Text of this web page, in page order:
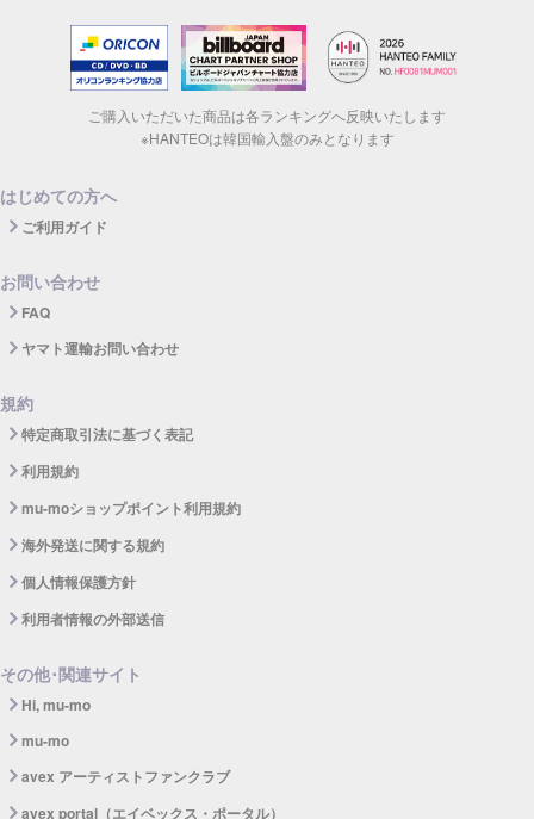
ご購入いただいた商品は各ランキングへ反映いたします
※HANTEOは韓国輸入盤のみとなります
はじめての方へ
ご利用ガイド
お問い合わせ
FAQ
ヤマト運輸お問い合わせ
規約
特定商取引法に基づく表記
利用規約
mu-moショップポイント利用規約
海外発送に関する規約
個人情報保護方針
利用者情報の外部送信
その他･関連サイト
Hi, mu-mo
mu-mo
avex アーティストファンクラブ
avex portal（エイベックス・ポータル）